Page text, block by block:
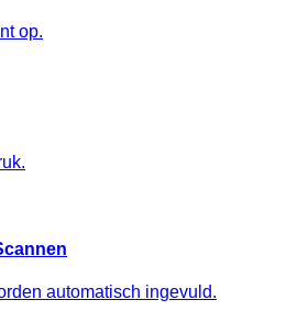
op.
automatisch ingevuld.